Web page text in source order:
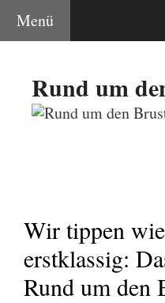
Inhalt
springen
Menü
Rund um
Wir tippen
erstklassig:
Rund um den